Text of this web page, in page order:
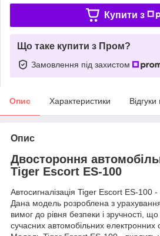
Купити з
Що таке купити з Пром?
Замовлення під захистом
Опис Характеристики
Опис
Двостороння
Tiger Escort ES-100
Автосигналізація Tiger Escort ES-100
Дана модель розроблена з
вимог до рівня безпеки і зручності,
сучасних автомобільних електронних